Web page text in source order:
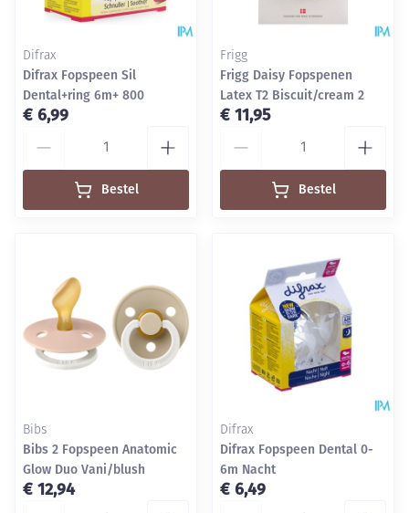
Difrax
Difrax Fopspeen Sil
Dental+ring 6m+ 800
€ 6,99
Bestel
Frigg
Frigg Daisy Fopspenen
Latex T2 Biscuit/cream 2
€ 11,95
Bestel
Bibs
Bibs 2 Fopspeen Anatomic
Glow Duo Vani/blush
€ 12,94
Difrax
Difrax Fopspeen Dental 0-
6m Nacht
€ 6,49